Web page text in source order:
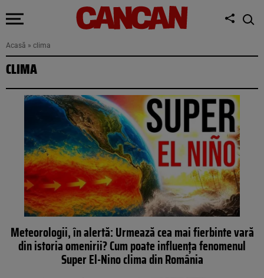
Acasă » clima
CLIMA
Meteorologii, în alertă: Urmează cea mai fierbinte vară
din istoria omenirii? Cum poate influența fenomenul
Super El-Nino clima din România